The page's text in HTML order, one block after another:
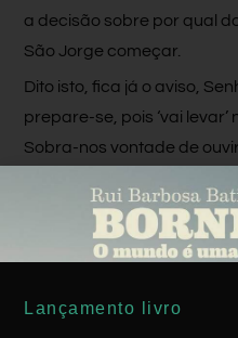
a decisão sobre por qual
São Jorge começar.
Dito isto, fica já o aviso,
prepare-se, pois ‘vai
Sobra-nos vontade de
.*** Born Freee voou com a
*** Born Freee viajou a
Lançamento livro